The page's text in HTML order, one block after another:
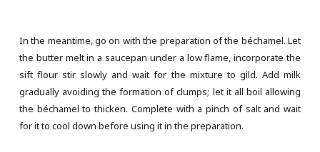
In the meantime, go on with the preparation of the béchamel. Let
the butter melt in a saucepan under a low flame, incorporate the
sift flour stir slowly and wait for the mixture to gild. Add milk
gradually avoiding the formation of clumps; let it all boil allowing
the béchamel to thicken. Complete with a pinch of salt and wait
for it to cool down before using it in the preparation.